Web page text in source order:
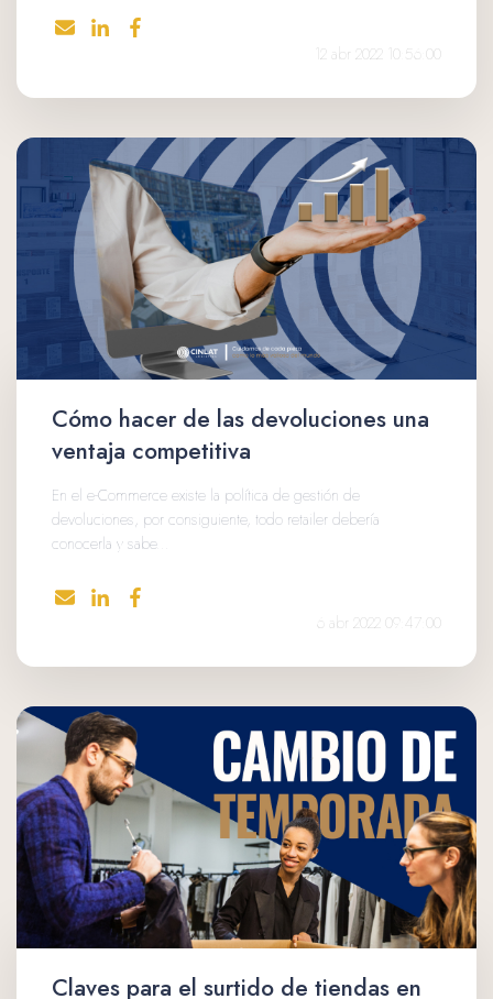
12 abr 2022 10:56:00
Cómo hacer de las devoluciones una
ventaja competitiva
En el e-Commerce existe la política de gestión de
devoluciones, por consiguiente, todo retailer debería
conocerla y sabe...
6 abr 2022 09:47:00
Claves para el surtido de tiendas en